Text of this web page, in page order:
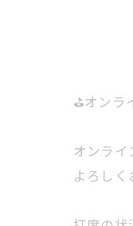
⛳️オンラ
オンライ
よろし